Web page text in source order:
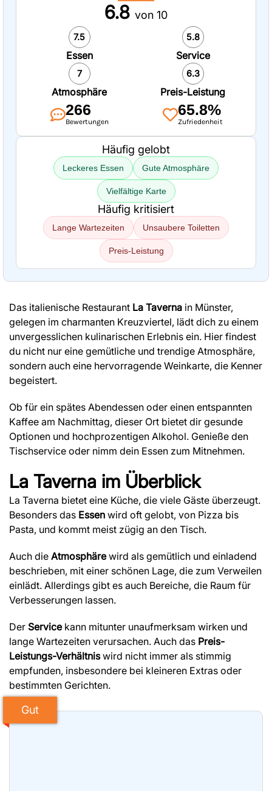
6.8 von 10
7.5
Essen
5.8
Service
7
Atmosphäre
6.3
Preis-Leistung
266
Bewertungen
65.8%
Zufriedenheit
Häufig gelobt
Leckeres Essen Gute Atmosphäre
Vielfältige Karte
Häufig kritisiert
Lange Wartezeiten Unsaubere Toiletten
Preis-Leistung
Das italienische Restaurant La Taverna in Münster,
gelegen im charmanten Kreuzviertel, lädt dich zu einem
unvergesslichen kulinarischen Erlebnis ein. Hier findest
du nicht nur eine gemütliche und trendige Atmosphäre,
sondern auch eine hervorragende Weinkarte, die Kenner
begeistert.
Ob für ein spätes Abendessen oder einen entspannten
Kaffee am Nachmittag, dieser Ort bietet dir gesunde
Optionen und hochprozentigen Alkohol. Genieße den
Tischservice oder nimm dein Essen zum Mitnehmen.
La Taverna im Überblick
La Taverna bietet eine Küche, die viele Gäste überzeugt.
Besonders das Essen wird oft gelobt, von Pizza bis
Pasta, und kommt meist zügig an den Tisch.
Auch die Atmosphärewird als gemütlich und einladend
beschrieben, mit einer schönen Lage, die zum Verweilen
einlädt. Allerdings gibt es auch Bereiche, die Raum für
Verbesserungen lassen.
Der Servicekann mitunter unaufmerksam wirken und
lange Wartezeiten verursachen. Auch das Preis-
Leistungs-Verhältniswird nicht immer als stimmig
empfunden, insbesondere bei kleineren Extras oder
bestimmten Gerichten.
Gut